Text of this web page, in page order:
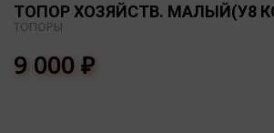
ТОПОР ХОЗЯЙСТВ. МАЛЫЙ(У8
ТОПОРЫ
9 000₽